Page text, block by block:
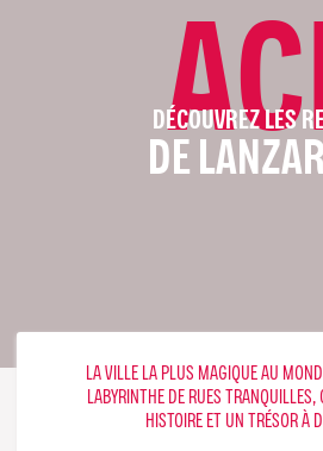
DÉCOUVREZ LES
DE
LA VILLE LA PLUS MAGIQUE AU
LABYRINTHE DE RUES TRANQUILLES,
HISTOIRE ET UN TRÉSOR À